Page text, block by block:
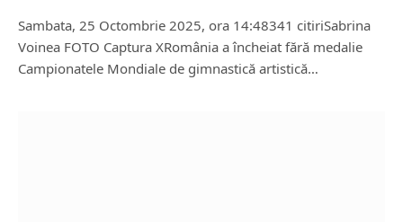
Sambata, 25 Octombrie 2025, ora 14:48341 citiriSabrina
Voinea FOTO Captura XRomânia a încheiat fără medalie
Campionatele Mondiale de gimnastică artistică…